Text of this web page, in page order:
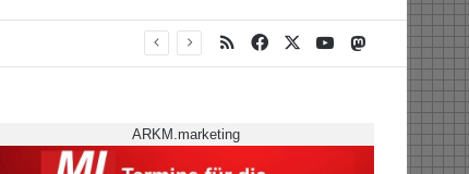
RSS Facebook YouTubeMastodon
ARKM.marketing